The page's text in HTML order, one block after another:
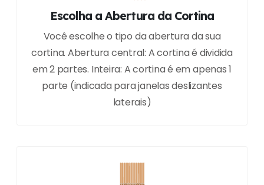
Escolha a Abertura da Cortina
Você escolhe o tipo da abertura da sua
cortina. Abertura central: A cortina é dividida
em 2 partes. Inteira: A cortina é em apenas 1
parte (indicada para janelas deslizantes
laterais)